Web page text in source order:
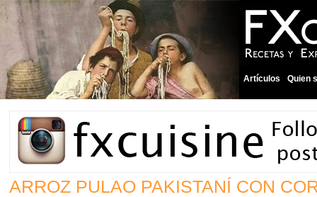
Artículos Quien
ARROZ PULAO PAKISTANÍ CON